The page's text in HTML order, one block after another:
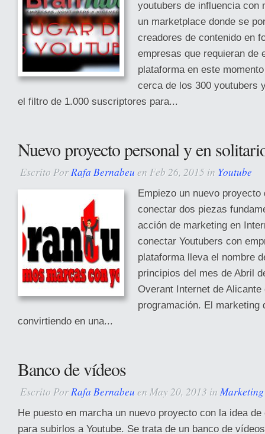
youtubers de influencia con
un marketplace donde se
creadores de contenido en
empresas que requieran de
plataforma en este
cerca de los 300 youtubers
el filtro de 1.000 suscriptores para...
Nuevo proyecto personal y en
Escrito PorRafa Bernabeu en Feb 26, 2015 in Youtube
Empiezo un nuevo proyecto
conectar dos piezas
acción de marketing en
conectar Youtubers con
plataforma lleva el nombre
principios del mes de Abril
Overant Internet de
programación. El marketing
convirtiendo en una...
Banco de vídeos
Escrito PorRafa Bernabeu en May 20, 2013 in
He puesto en marcha un nuevo proyecto con la idea
para subirlos a Youtube. Se trata de un banco de